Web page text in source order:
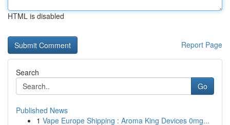
HTML is disabled
Report Page
Search
Go
Published News
1 Vape Europe Shipping : Aroma King Devices 0mg...